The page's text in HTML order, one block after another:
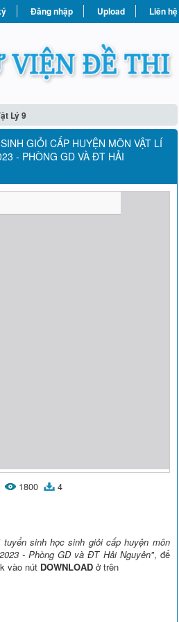
Đăng nhập Upload Liên hệ
Lý 9
GIỎI CẤP HUYỆN MÔN VẬT LÍ
- PHÒNG GD VÀ ĐT HẢI
1800 4
sinh học sinh giỏi cấp huyện môn
- Phòng GD và ĐT Hải Nguyên", để
vào nút DOWNLOAD ở trên